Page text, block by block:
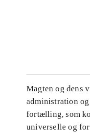
Magten og dens
administration
fortælling, som
universelle og